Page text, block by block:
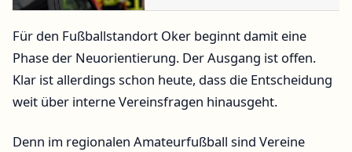
Für den Fußballstandort Oker beginnt damit eine
Phase der Neuorientierung. Der Ausgang ist offen.
Klar ist allerdings schon heute, dass die Entscheidung
weit über interne Vereinsfragen hinausgeht.
Denn im regionalen Amateurfußball sind Vereine